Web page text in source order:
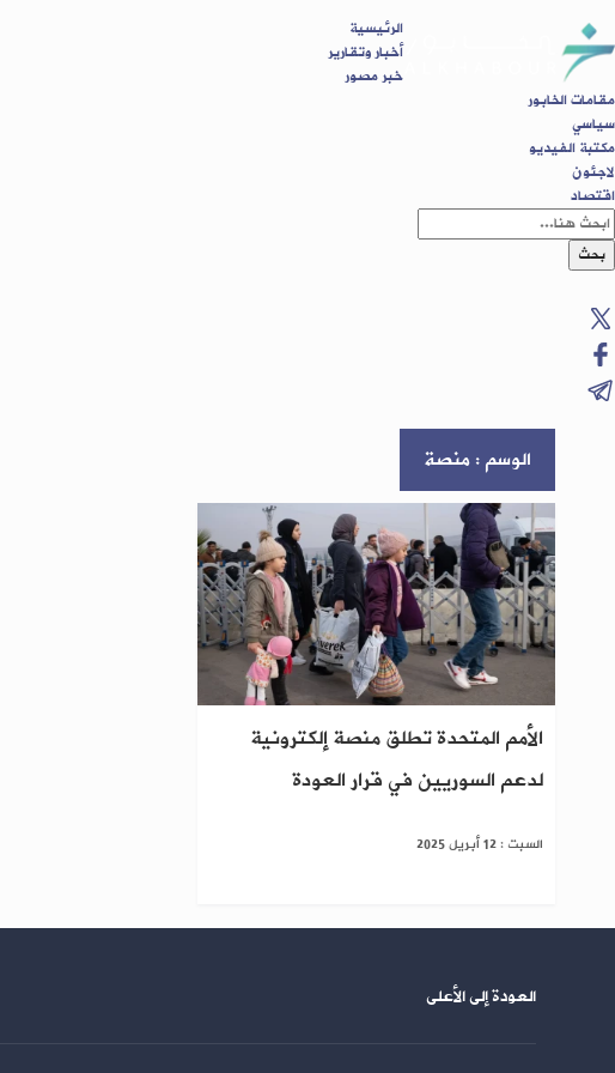
الرئيسية
أخبار وتقارير
خبر مصور
مقامات الخابور
سياسي
مكتبة الفيديو
لاجئون
اقتصاد
بحث
الوسم : منصة
الأمم المتحدة تطلق منصة إلكترونية
لدعم السوريين في قرار العودة
السبت : 12 أبريل 2025
العودة إلى الأعلى